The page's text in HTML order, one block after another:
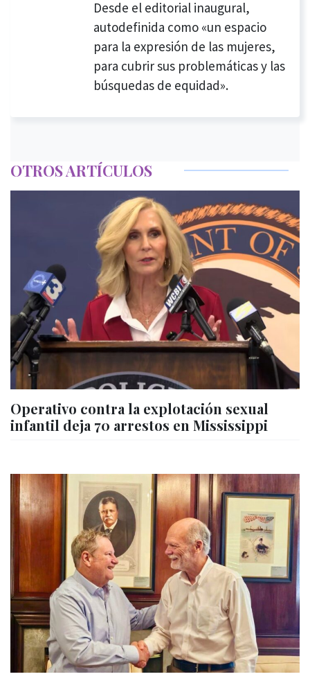
Desde el editorial inaugural,
autodefinida como «un espacio
para la expresión de las mujeres,
para cubrir sus problemáticas y las
búsquedas de equidad».
OTROS ARTÍCULOS
Operativo contra la explotación sexual
infantil deja 70 arrestos en Mississippi